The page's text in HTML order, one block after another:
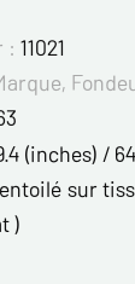
: 11021
(inches) /
entoilé sur
)